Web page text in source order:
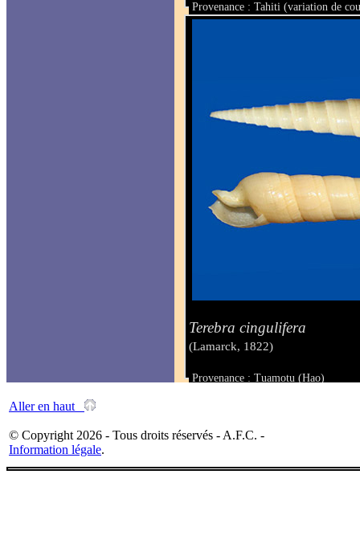
Provenance : Tahiti (variation de
Taille : 53.5 mm
Terebra cingulifera
(Lamarck, 1822)
Provenance : Tuamotu (Hao)
Aller en haut
© Copyright 2026 - Tous droits réservés - A.F.C. -
Information légale.